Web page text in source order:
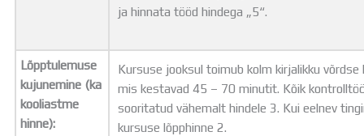
ja hinnata tööd hindega „5“.
Lõpptulemuse
kujunemine (ka
kooliastme
hinne):
Kursuse jooksul toimub kolm kirjalikku
mis kestavad 45 – 70 minutit. Kõik
sooritatud vähemalt hindele 3. Kui eelnev
kursuse lõpphinne 2.